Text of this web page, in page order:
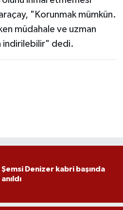
"Korunmak mümkün.
müdahale ve uzman
indirilebilir" dedi.
Şemsi Denizer kabri başında
anıldı